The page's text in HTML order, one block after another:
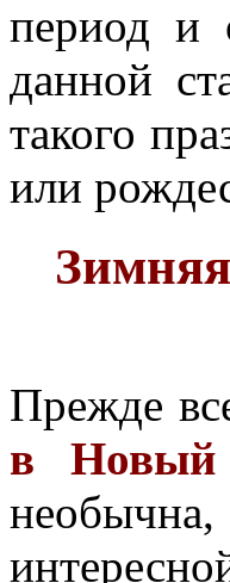
период и
данной
такого
или
Прежде
в Новый